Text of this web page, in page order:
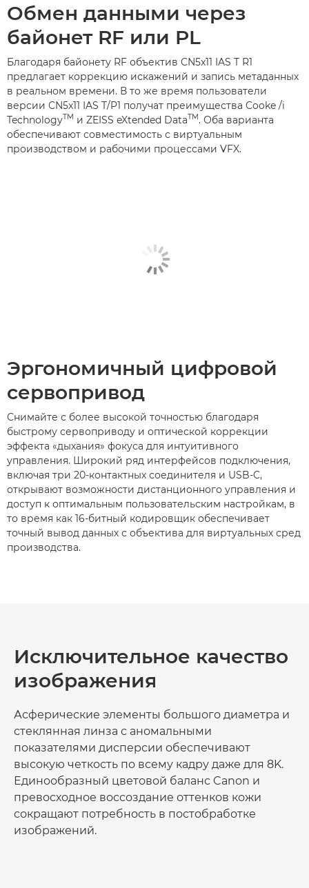
Обмен данными через
байонет RF или PL
Благодаря байонету RF объектив CN5x11 IAS T R1
предлагает коррекцию искажений и запись метаданных
в реальном времени. В то же время пользователи
версии CN5x11 IAS T/P1 получат преимущества Cooke /i
TechnologyTM и ZEISS eXtended DataTM . Оба варианта
обеспечивают совместимость с виртуальным
производством и рабочими процессами VFX.
Эргономичный цифровой
сервопривод
Снимайте с более высокой точностью благодаря
быстрому сервоприводу и оптической коррекции
эффекта «дыхания» фокуса для интуитивного
управления. Широкий ряд интерфейсов подключения,
включая три 20-контактных соединителя и USB-C,
открывают возможности дистанционного управления и
доступ к оптимальным пользовательским настройкам, в
то время как 16-битный кодировщик обеспечивает
точный вывод данных с объектива для виртуальных сред
производства.
Исключительное качество
изображения
Асферические элементы большого диаметра и
стеклянная линза с аномальными
показателями дисперсии обеспечивают
высокую четкость по всему кадру даже для 8K.
Единообразный цветовой баланс Canon и
превосходное воссоздание оттенков кожи
сокращают потребность в постобработке
изображений.